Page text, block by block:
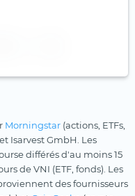
Morningstar (actions, ETFs,
Isarvest GmbH. Les
différés d'au moins 15
de VNI (ETF, fonds). Les
des fournisseurs